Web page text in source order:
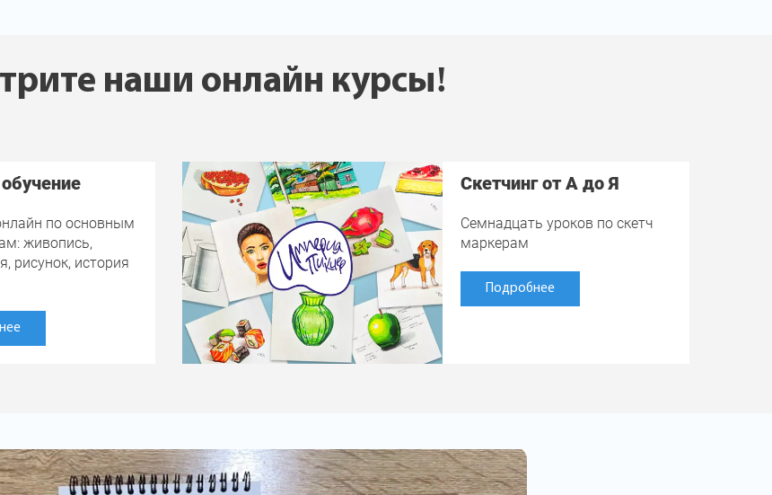
наши онлайн курсы!
по основным
живопись,
рисунок, история
Скетчинг от А до Я
Семнадцать уроков по скетч
маркерам
Подробнее